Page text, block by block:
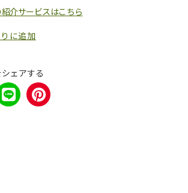
介サービスはこちら
に追加
ェアする